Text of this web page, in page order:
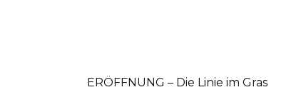
ERÖFFNUNG – Die Linie im Gras